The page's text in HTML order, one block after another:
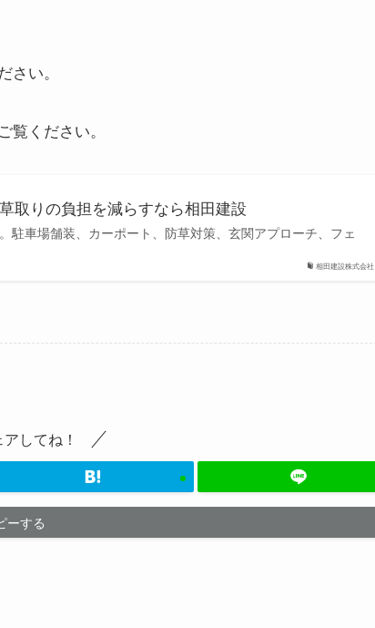
い。
ください。
相田建設株式会社
取りの負担を減らすなら相田建設
車場舗装、カーポート、防草対策、玄関アプローチ、フェ
してね！
ーする